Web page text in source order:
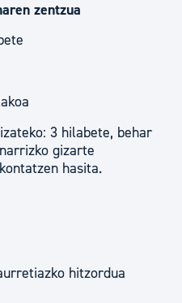
zentzua
3 hilabete, behar
gizarte
hasita.
hitzordua